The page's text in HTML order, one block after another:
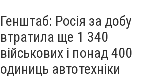
Генштаб: Росія за добу
втратила ще 1 340
військових і понад 400
одиниць автотехніки